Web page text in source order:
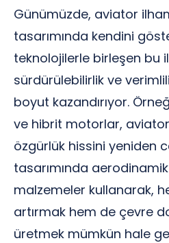
Günümüzde, aviator
tasarımında kendini
teknolojilerle birleşen bu
sürdürülebilirlik ve
boyut kazandırıyor.
ve hibrit motorlar,
özgürlük hissini yeniden
tasarımında
malzemeler kullanarak,
artırmak hem de çevre
üretmek mümkün hale